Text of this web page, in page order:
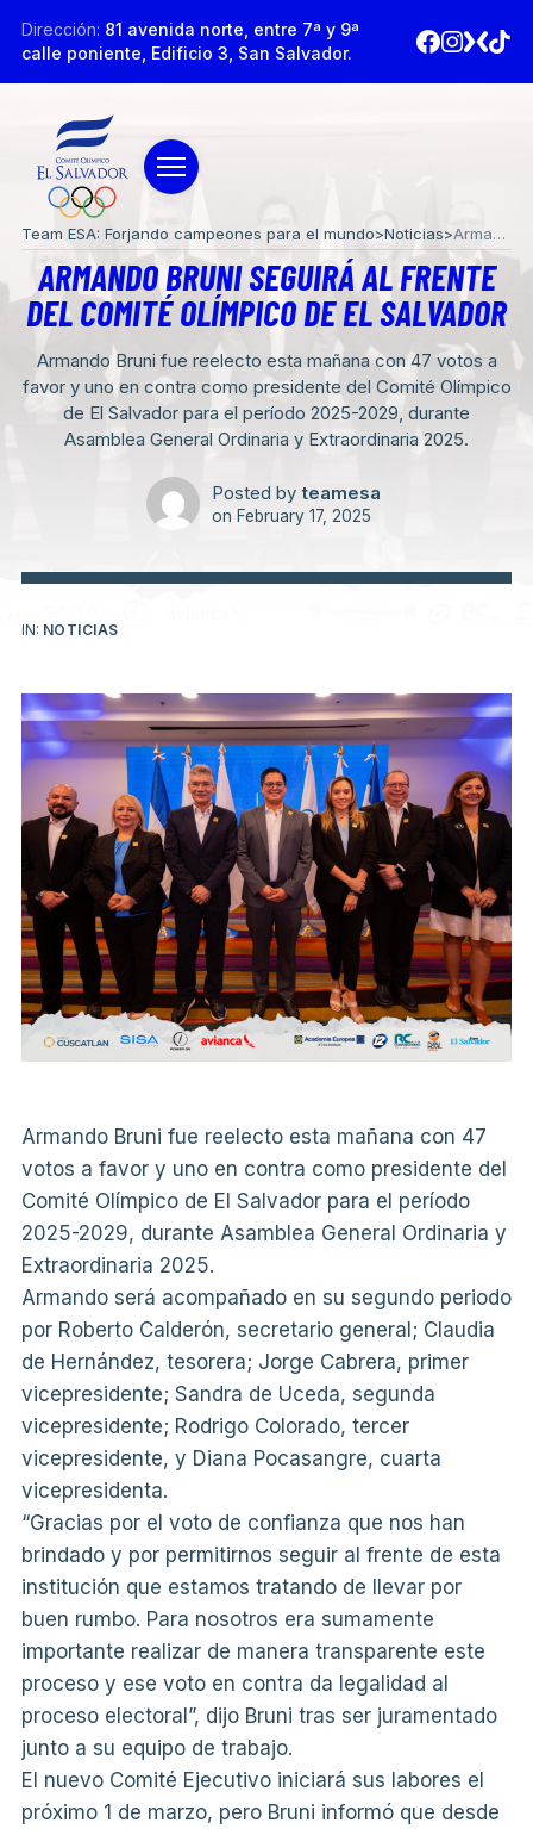
Dirección: 81 avenida norte, entre 7ª y 9ª
calle poniente, Edificio 3, San Salvador.
Team ESA: Forjando campeones para el mundo>Noticias> Armando Bruni seguirá al frente del Comité Olímpico de El Salvador
ARMANDO BRUNI SEGUIRÁ AL FRENTE
DEL COMITÉ OLÍMPICO DE EL SALVADOR
Armando Bruni fue reelecto esta mañana con 47 votos a
favor y uno en contra como presidente del Comité Olímpico
de El Salvador para el período 2025-2029, durante
Asamblea General Ordinaria y Extraordinaria 2025.
Posted by teamesa
on February 17, 2025
IN: NOTICIAS
Armando Bruni fue reelecto esta mañana con 47
votos a favor y uno en contra como presidente del
Comité Olímpico de El Salvador para el período
2025-2029, durante Asamblea General Ordinaria y
Extraordinaria 2025.
Armando será acompañado en su segundo periodo
por Roberto Calderón, secretario general; Claudia
de Hernández, tesorera; Jorge Cabrera, primer
vicepresidente; Sandra de Uceda, segunda
vicepresidente; Rodrigo Colorado, tercer
vicepresidente, y Diana Pocasangre, cuarta
vicepresidenta.
“Gracias por el voto de confianza que nos han
brindado y por permitirnos seguir al frente de esta
institución que estamos tratando de llevar por
buen rumbo. Para nosotros era sumamente
importante realizar de manera transparente este
proceso y ese voto en contra da legalidad al
proceso electoral”, dijo Bruni tras ser juramentado
junto a su equipo de trabajo.
El nuevo Comité Ejecutivo iniciará sus labores el
próximo 1 de marzo, pero Bruni informó que desde